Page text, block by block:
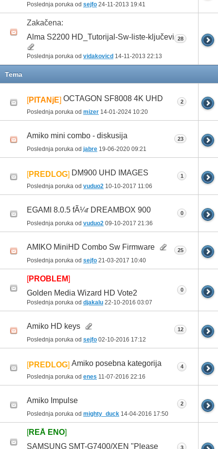
Poslednja poruka od sejfo 24-11-2013 19:41
Zakačena:
Alma S2200 HD_Tutorijal-Sw-liste-ključevi
Poslednja poruka od vidakovicd 14-11-2013 22:13
28
Tema
[PITANjE] OCTAGON SF8008 4K UHD
Poslednja poruka od mizer 14-01-2024 10:20
2
Amiko mini combo - diskusija
Poslednja poruka od jabre 19-06-2020 09:21
23
[PREDLOG] DM900 UHD IMAGES
Poslednja poruka od vuduo2 10-10-2017 11:06
1
EGAMI 8.0.5 fÃ¼r DREAMBOX 900
Poslednja poruka od vuduo2 09-10-2017 21:36
0
AMIKO MiniHD Combo Sw Firmware
Poslednja poruka od sejfo 21-03-2017 10:40
25
[PROBLEM]
Golden Media Wizard HD Vote2
Poslednja poruka od djakalu 22-10-2016 03:07
0
Amiko HD keys
Poslednja poruka od sejfo 02-10-2016 17:12
12
[PREDLOG] Amiko posebna kategorija
Poslednja poruka od enes 11-07-2016 22:16
4
Amiko Impulse
Poslednja poruka od mighty_duck 14-04-2016 17:50
2
[REÅ ENO]
SAMSUNG SMT-G7400/XEN "Please
3